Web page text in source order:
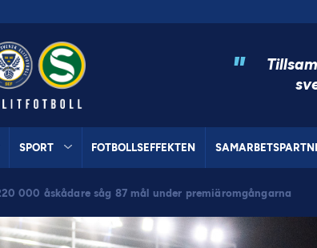
"
SPORT FOTBOLLSEFFEKTEN
000 åskådare såg 87 mål under premiäromgångarna